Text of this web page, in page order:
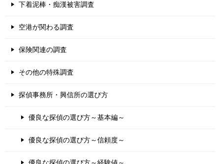
下着泥棒・痴漢被害調査
空港が関わる調査
保険関連の調査
その他の特殊調査
探偵事務所・興信所の選び方
優良な探偵の選び方～基本編～
優良な探偵の選び方～信頼度～